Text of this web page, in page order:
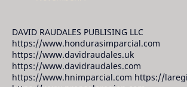
DAVID RAUDALES PUBLISING LLC
https://www.hondurasimparcial.com
https://www.davidraudales.uk
https://www.davidraudales.com
https://www.hnimparcial.com https://